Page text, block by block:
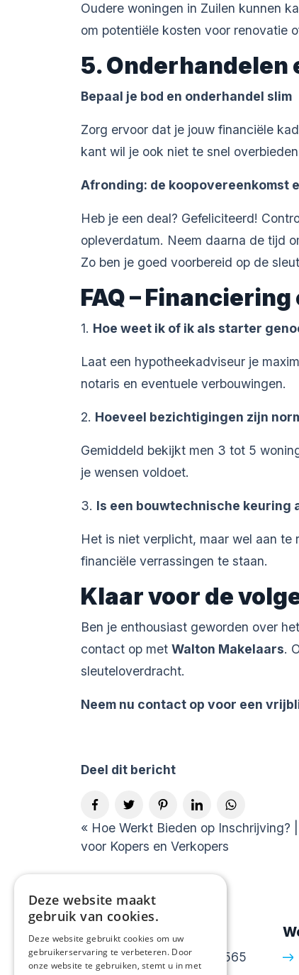
Oudere woningen in Zuilen kunnen
om potentiële kosten voor renovatie
5. Onderhandelen
Bepaal je bod en onderhandel slim
Zorg ervoor dat je jouw financiële
kant wil je ook niet te snel
Afronding: de koopovereenkomst
Heb je een deal? Gefeliciteerd!
opleverdatum. Neem daarna de tijd
Zo ben je goed voorbereid op de
FAQ –
1. Hoe weet ik of ik als starter
Laat een hypotheekadviseur je
notaris en eventuele verbouwingen.
2. Hoeveel bezichtigingen zijn
Gemiddeld bekijkt men 3 tot 5
je wensen voldoet.
3. Is een bouwtechnische keuring
Het is niet verplicht, maar wel aan
financiële verrassingen te staan.
Klaar voor de
Ben je enthousiast geworden over
contact op met Walton Makelaars.
sleuteloverdracht.
Neem nu contact op voor een
Deel dit bericht
« Hoe Werkt Bieden op Inschrijving?
voor Kopers en Verkopers
Contactgegevens
Amsterdamsestraatweg 565
Deze website maakt
gebruik van cookies.
Deze website gebruikt cookies om uw
gebruikerservaring te verbeteren. Door
onze website te gebruiken, stemt u in met